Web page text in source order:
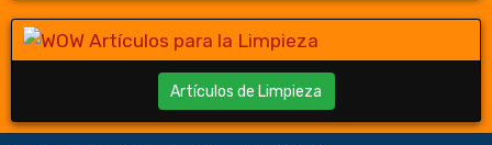
Artículos de Limpieza